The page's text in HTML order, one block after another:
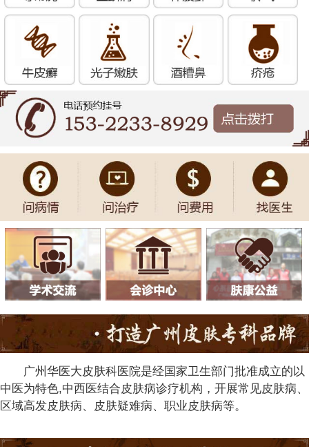
广州华医大皮肤科医院是经国家卫生部门批准成立的以
中医为特色,中西医结合皮肤病诊疗机构，开展常见皮肤病、
区域高发皮肤病、皮肤疑难病、职业皮肤病等。